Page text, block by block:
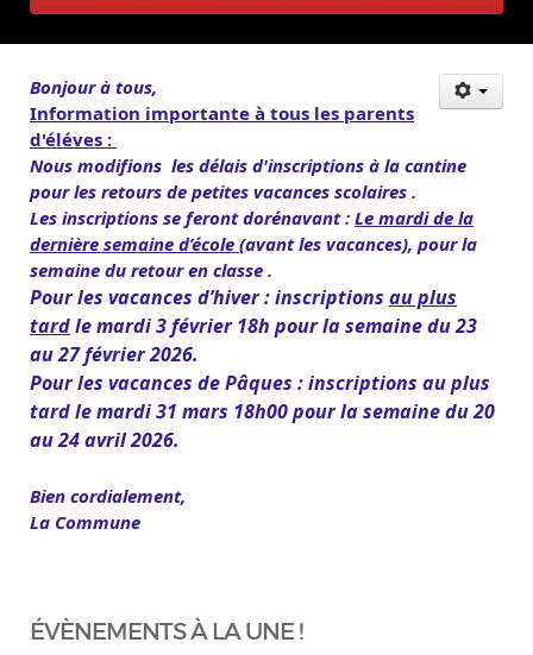
Bonjour à tous,
Information importante à tous les parents
d'éléves :
Nous modifions les délais d'inscriptions à la cantine
pour les retours de petites vacances scolaires .
Les inscriptions se feront dorénavant : Le mardi de la
dernière semaine d’école (avant les vacances), pour la
semaine du retour en classe .
Pour les vacances d’hiver : inscriptions au plus
tardle mardi 3 février 18h pour la semaine du 23
au 27 février 2026.
Pour les vacances de Pâques : inscriptions au plus
tard le mardi 31 mars 18h00 pour la semaine du 20
au 24 avril 2026.
Bien cordialement,
La Commune
ÉVÈNEMENTS À LA UNE !